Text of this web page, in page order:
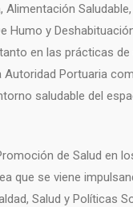
Alimentación
Humo y
en las prácticas
Autoridad Portuaria
saludable del
de Salud en
que se viene
Salud y Políticas